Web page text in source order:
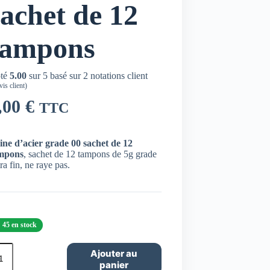
de 12
5.00sur 5 basé sur 2 notations client
client)
€ TTC
d’acier grade 00 sachet de 12
, sachet de 12 tampons de 5g grade
fin, ne raye pas.
45 en stock
Ajouter au
panier